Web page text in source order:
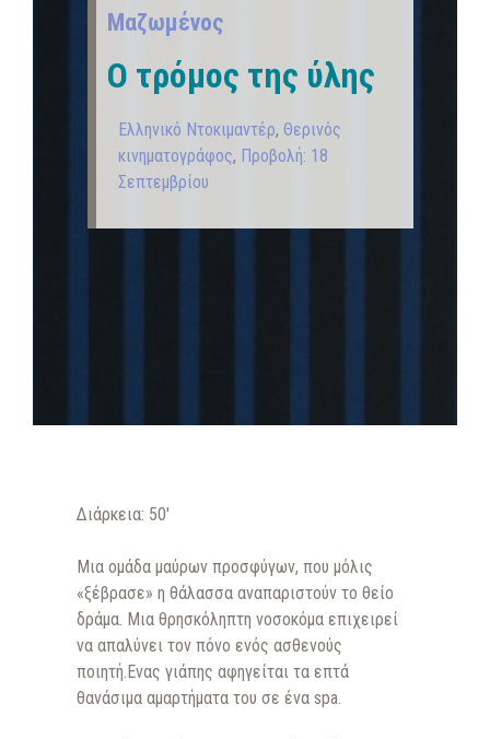
Μαζωμένος
Ο τρόμος της ύλης
Ελληνικό Ντοκιμαντέρ, Θερινός
κινηματογράφος, Προβολή: 18
Σεπτεμβρίου
Διάρκεια: 50′
Μια ομάδα μαύρων προσφύγων, που μόλις
«ξέβρασε» η θάλασσα αναπαριστούν το θείο
δράμα. Μια θρησκόληπτη νοσοκόμα επιχειρεί
να απαλύνει τον πόνο ενός ασθενούς
ποιητή.Ενας γιάπης αφηγείται τα επτά
θανάσιμα αμαρτήματα του σε ένα spa.